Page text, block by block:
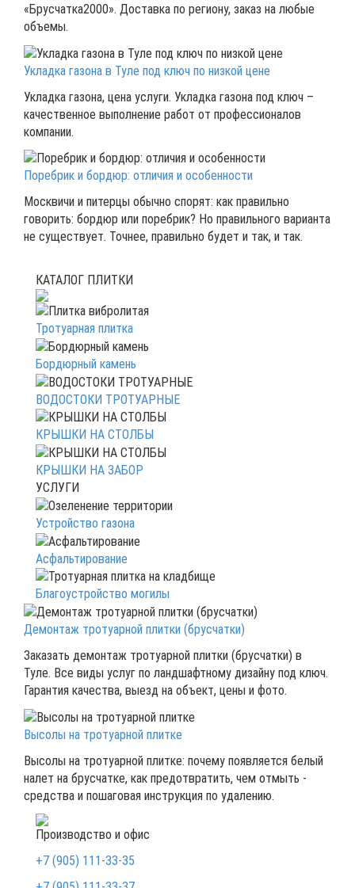
«Брусчатка2000». Доставка по региону, заказ на любые
объемы.
Укладка газона в Туле под ключ по низкой цене
Укладка газона, цена услуги. Укладка газона под ключ –
качественное выполнение работ от профессионалов
компании.
Поребрик и бордюр: отличия и особенности
Москвичи и питерцы обычно спорят: как правильно
говорить: бордюр или поребрик? Но правильного варианта
не существует. Точнее, правильно будет и так, и так.
КАТАЛОГ ПЛИТКИ
Тротуарная плитка
Бордюрный камень
ВОДОСТОКИ ТРОТУАРНЫЕ
КРЫШКИ НА СТОЛБЫ
КРЫШКИ НА ЗАБОР
УСЛУГИ
Устройство газона
Асфальтирование
Благоустройство могилы
Демонтаж тротуарной плитки (брусчатки)
Заказать демонтаж тротуарной плитки (брусчатки) в
Туле. Все виды услуг по ландшафтному дизайну под ключ.
Гарантия качества, выезд на объект, цены и фото.
Высолы на тротуарной плитке
Высолы на тротуарной плитке: почему появляется белый
налет на брусчатке, как предотвратить, чем отмыть -
средства и пошаговая инструкция по удалению.
Производство и офис
+7 (905) 111-33-35